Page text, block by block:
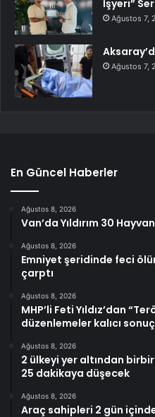
İşyeri”
Ağustos 7,
Ağustos 7,
En Güncel Haberler
Ağustos 8, 2026
Van’da Yıldırım 30
Ağustos 8, 2026
Emniyet şeridinde feci
çarptı
Ağustos 8, 2026
MHP’li Feti Yıldız’dan
düzenlemeler kalıcı
Ağustos 8, 2026
2 ülkeyi yer altından
25 dakikaya düşecek
Ağustos 8, 2026
Araç sahipleri 2 gün